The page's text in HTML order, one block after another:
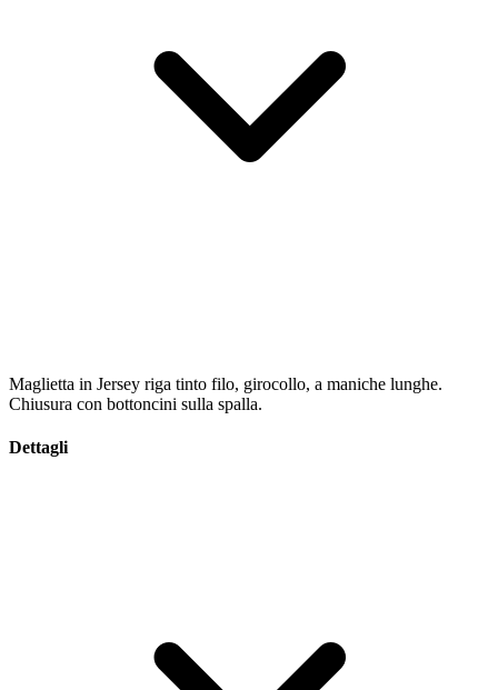
Maglietta in Jersey riga tinto filo, girocollo, a maniche lunghe.
Chiusura con bottoncini sulla spalla.
Dettagli